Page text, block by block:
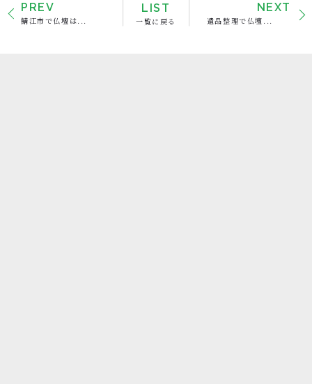
PREV
鯖江市で仏壇は...
LIST
一覧に戻る
NEXT
遺品整理で仏壇...